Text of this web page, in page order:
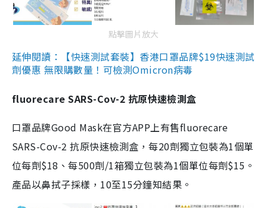
點擊圖片放大
延伸閱讀：【快速測試套裝】香港口罩品牌$19快速測試
劑優惠 無限購數量！可檢測Omicron病毒
fluorecare SARS-Cov-2 抗原快速檢測盒
口罩品牌Good Mask在官方APP上有售fluorecare
SARS-Cov-2 抗原快速檢測盒，每20劑獨立包裝為1個單
位每劑$18、每500劑/1箱獨立包裝為1個單位每劑$15。
產品以鼻拭子採樣，10至15分鐘知結果。